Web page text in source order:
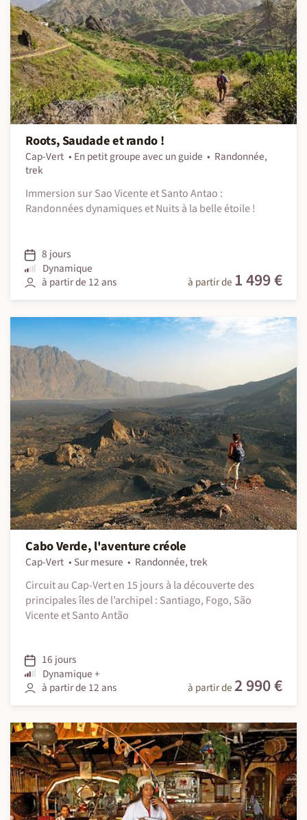
Roots, Saudade et rando !
Cap-Vert En petit groupe avec un guide
Randonnée,
trek
Immersion sur Sao Vicente et Santo Antao :
Randonnées dynamiques et Nuits à la belle étoile !
8 jours
Dynamique
à partir de 12 ans
à partir de 1 499 €
Cabo Verde, l'aventure créole
Cap-Vert Sur mesure
Randonnée, trek
Circuit au Cap-Vert en 15 jours à la découverte des
principales îles de l’archipel : Santiago, Fogo, São
Vicente et Santo Antão
16 jours
Dynamique +
à partir de 12 ans
à partir de 2 990 €